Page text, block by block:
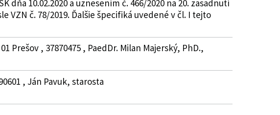
dňa 10.02.2020 a uznesením č. 466/2020 na 20. zasadnutí
VZN č. 78/2019. Ďalšie špecifiká uvedené v čl. I tejto
Prešov , 37870475 , PaedDr. Milan Majerský, PhD.,
, Ján Pavuk, starosta